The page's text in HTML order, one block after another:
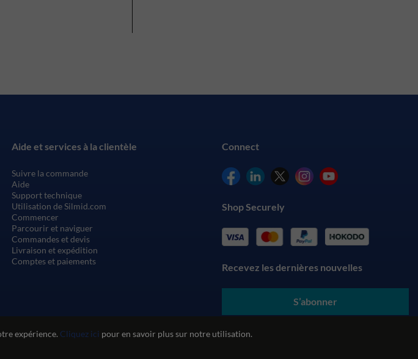
expérience. Cliquez ici pour en savoir plus sur notre utilisation.
Aide et services à la clientèle
Suivre la commande
Aide
Support technique
Utilisation de Silmid.com
Commencer
Parcourir et naviguer
Commandes et devis
Livraison et expédition
Comptes et paiements
Connect
Shop Securely
Recevez les dernières nouvelles
S’abonner
En soumettant vos coordonnées, vous acceptez nos